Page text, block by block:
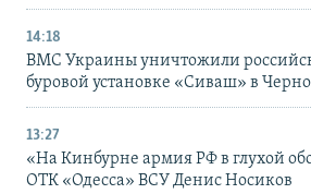
14:18
ВМС Украины уничтожили
буровой установке «Сиваш» в
13:27
«На Кинбурне армия РФ в глухой
ОТК «Одесса» ВСУ Денис Носиков